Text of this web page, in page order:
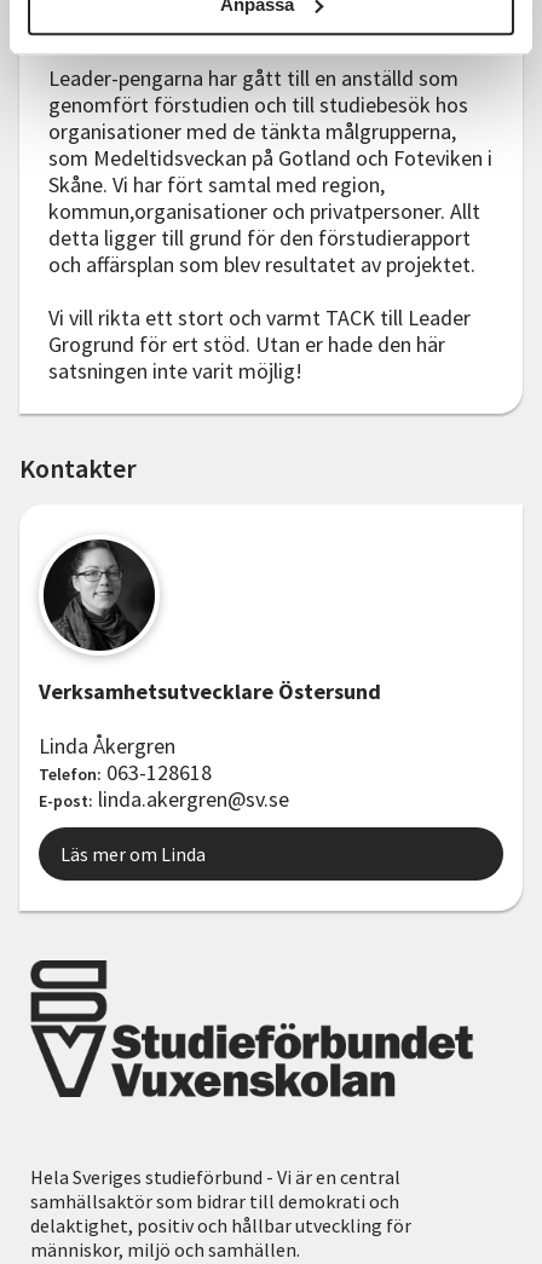
Leader-pengarna har gått till en anställd som
genomfört förstudien och till studiebesök hos
organisationer med de tänkta målgrupperna,
som Medeltidsveckan på Gotland och Foteviken i
Skåne. Vi har fört samtal med region,
kommun,organisationer och privatpersoner. Allt
detta ligger till grund för den förstudierapport
och affärsplan som blev resultatet av projektet.
Vi vill rikta ett stort och varmt TACK till Leader
Grogrund för ert stöd. Utan er hade den här
satsningen inte varit möjlig!
Kontakter
Verksamhetsutvecklare Östersund
Linda Åkergren
Telefon: 063-128618
E-post: linda.akergren@sv.se
Läs mer om Linda
Hela Sveriges studieförbund - Vi är en central
samhällsaktör som bidrar till demokrati och
delaktighet, positiv och hållbar utveckling för
människor, miljö och samhällen.